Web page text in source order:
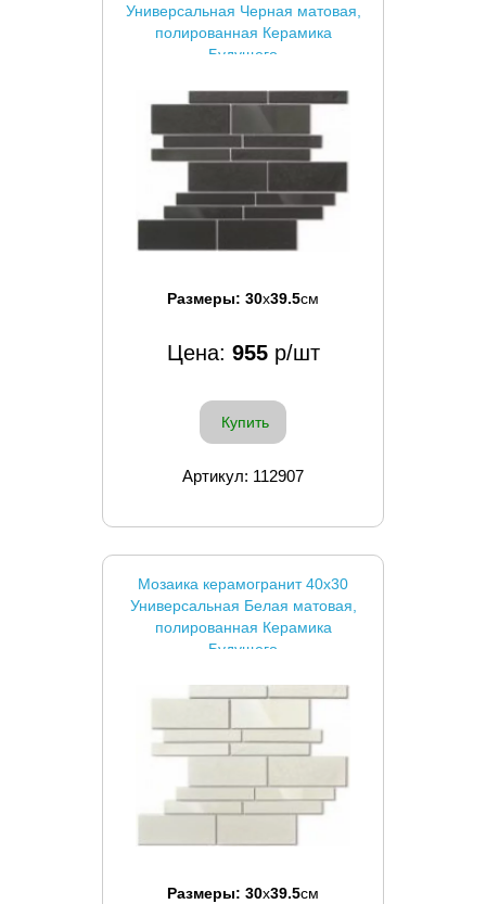
Универсальная Черная матовая,
полированная Керамика
Будущего
Размеры: 30x39.5см
Цена: 955р/шт
Купить
Артикул: 112907
Мозаика керамогранит 40x30
Универсальная Белая матовая,
полированная Керамика
Будущего
Размеры: 30x39.5см